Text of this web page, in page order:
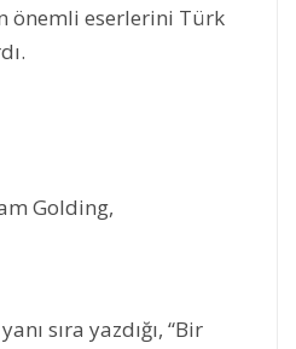
önemli eserlerini Türk
Golding,
sıra yazdığı, “Bir